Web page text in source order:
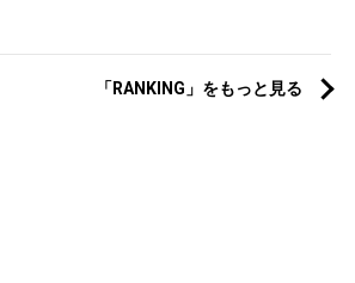
「RANKING」をもっと見る